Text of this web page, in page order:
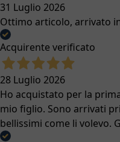
31 Luglio 2026
Ottimo articolo, arrivato
Acquirente verificato
28 Luglio 2026
Ho acquistato per la
mio figlio. Sono arrivati
bellissimi come li volevo.